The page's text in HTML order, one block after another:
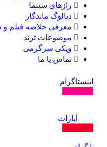
رازهای سینما
دیالوگ ماندگار
معرفی خلاصه فیلم و سریال
موضوعات ترند
ویکی سرگرمی
تماس با ما